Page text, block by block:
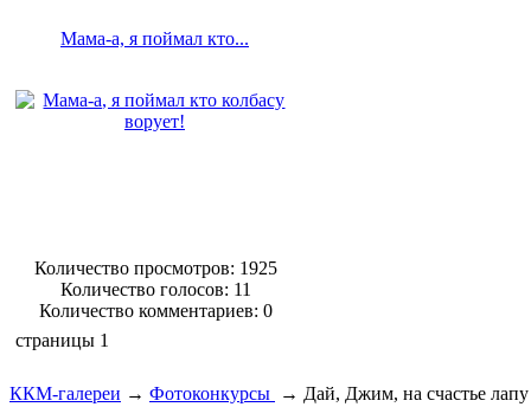
Мама-а, я поймал кто...
Количество просмотров: 1925
Количество голосов: 11
Количество комментариев: 0
страницы 1
ККМ-галереи → Фотоконкурсы → Дай, Джим, на счастье